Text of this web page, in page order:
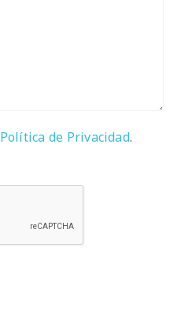
Política de Privacidad.